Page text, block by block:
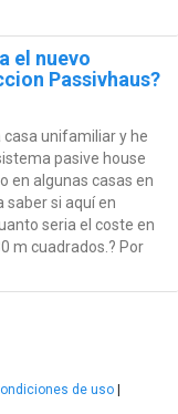
el nuevo
Passivhaus?
unifamiliar y he
pasive house
en algunas casas en
saber si aquí en
seria el coste en
m cuadrados.? Por
de uso |